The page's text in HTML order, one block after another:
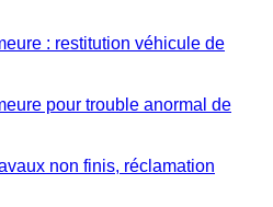
: restitution véhicule de
pour trouble anormal de
non finis, réclamation